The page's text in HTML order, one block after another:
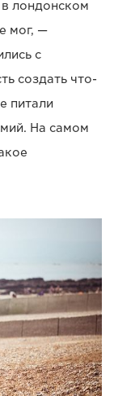
в лондонском
мог, —
с
создать что-
питали
На самом